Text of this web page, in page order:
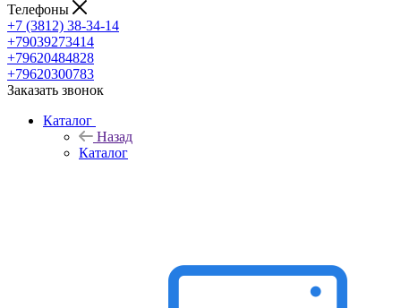
Телефоны
+7 (3812) 38-34-14
+79039273414
+79620484828
+79620300783
Заказать звонок
Каталог
Назад
Каталог